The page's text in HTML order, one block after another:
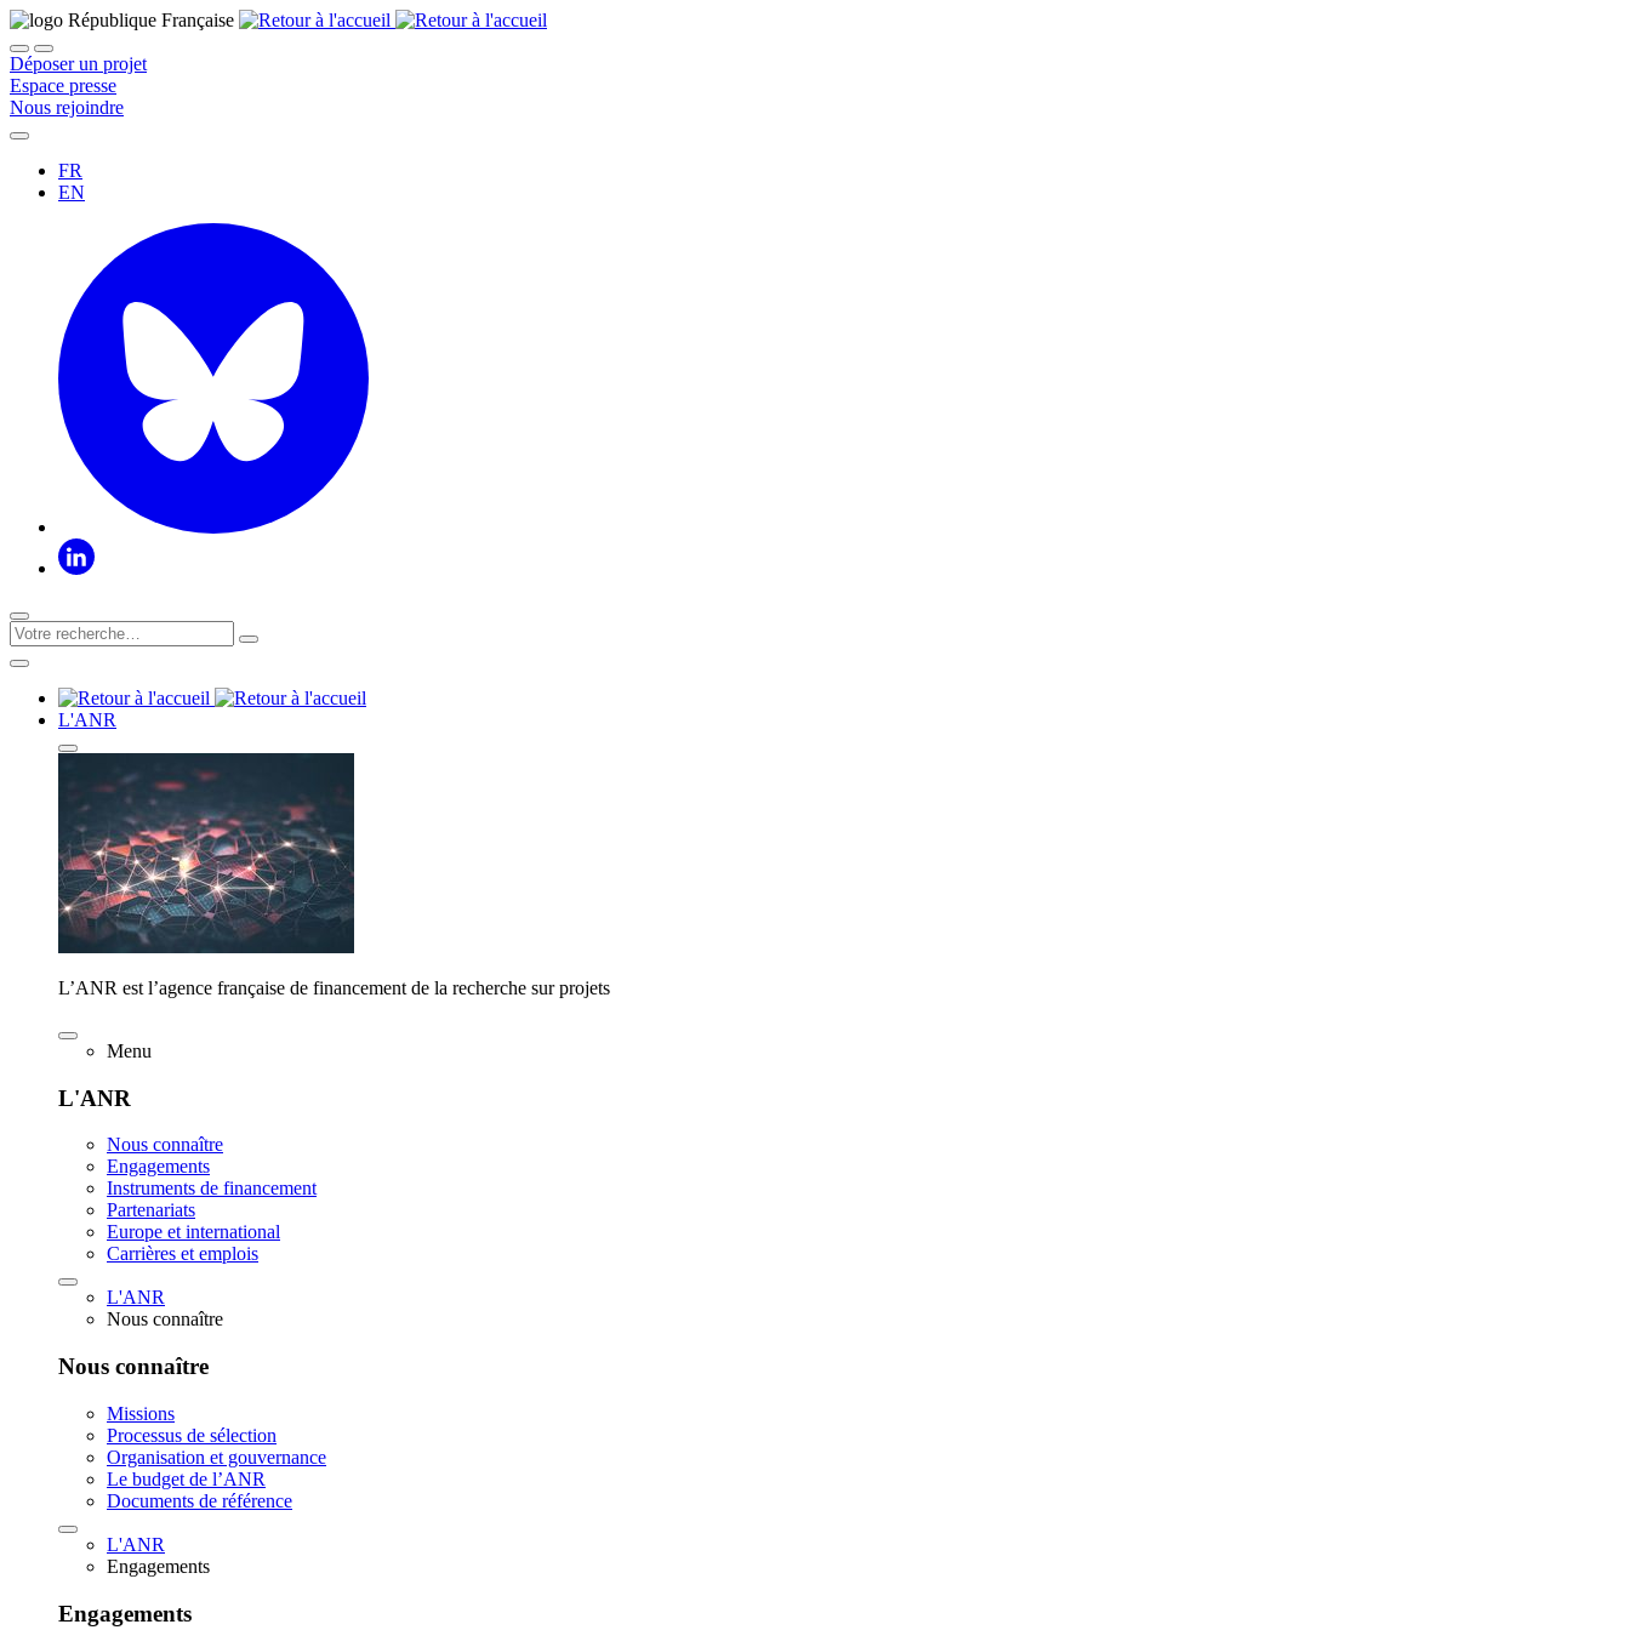
Déposer un projet
Espace presse
Nous rejoindre
FR
EN
L'ANR
L’ANR est l’agence française de financement de la recherche sur projets
Menu
L'ANR
Nous connaître
Engagements
Instruments de financement
Partenariats
Europe et international
Carrières et emplois
L'ANR
Nous connaître
Nous connaître
Missions
Processus de sélection
Organisation et gouvernance
Le budget de l’ANR
Documents de référence
L'ANR
Engagements
Engagements